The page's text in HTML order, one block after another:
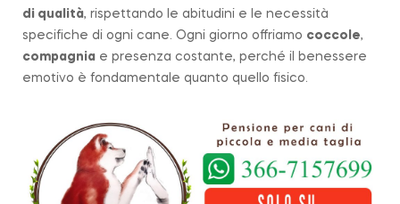
di qualità, rispettando le abitudini e le necessità
specifiche di ogni cane. Ogni giorno offriamo coccole,
compagnia e presenza costante, perché il benessere
emotivo è fondamentale quanto quello fisico.